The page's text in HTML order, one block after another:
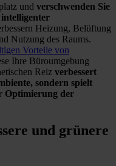
und verschwenden Sie
intelligenter
Heizung, Belüftung
Nutzung des Raums.
Vorteile von
Ihre Büroumgebung
Reiz verbessert
sondern spielt
Optimierung der
und grünere